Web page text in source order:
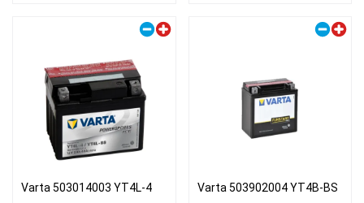
Varta 503014003 YT4L-4 Varta 503902004 YT4B-BS